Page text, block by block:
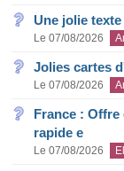
Une jolie
Le 07/08/2026
Jolies cartes
Le 07/08/2026
France :
rapide e
Le 07/08/2026